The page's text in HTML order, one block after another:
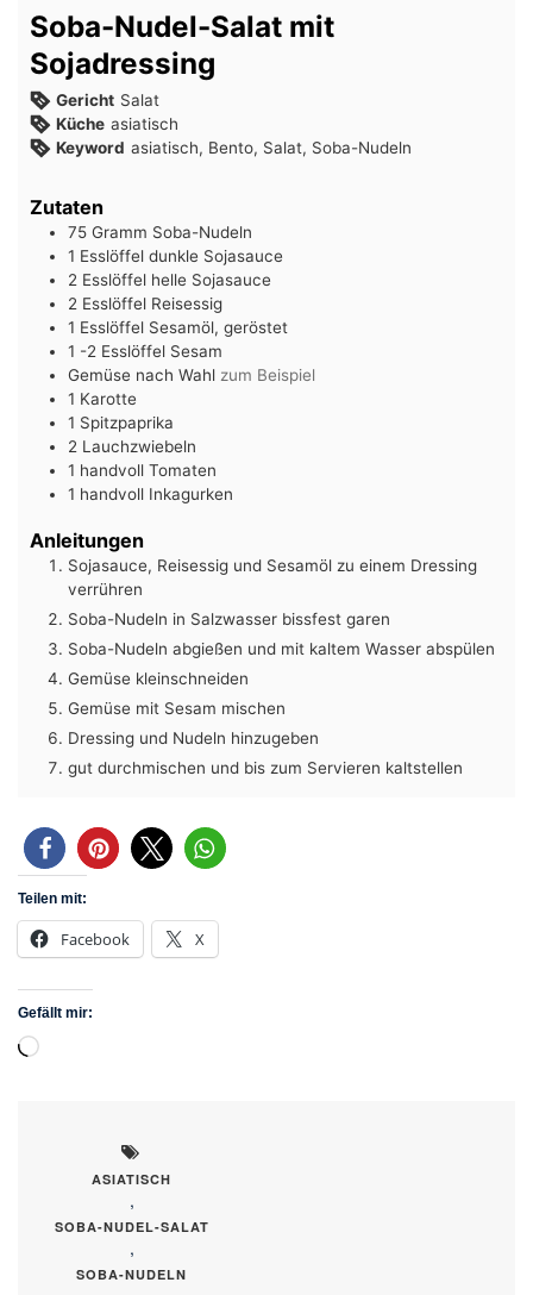
Soba-Nudel-Salat mit
Sojadressing
Gericht Salat
Küche asiatisch
Keyword asiatisch, Bento, Salat, Soba-Nudeln
Zutaten
75 Gramm Soba-Nudeln
1 Esslöffel dunkle Sojasauce
2 Esslöffel helle Sojasauce
2 Esslöffel Reisessig
1 Esslöffel Sesamöl, geröstet
1 -2 Esslöffel Sesam
Gemüse nach Wahl zum Beispiel
1 Karotte
1 Spitzpaprika
2 Lauchzwiebeln
1 handvoll Tomaten
1 handvoll Inkagurken
Anleitungen
Sojasauce, Reisessig und Sesamöl zu einem Dressing
verrühren
Soba-Nudeln in Salzwasser bissfest garen
Soba-Nudeln abgießen und mit kaltem Wasser abspülen
Gemüse kleinschneiden
Gemüse mit Sesam mischen
Dressing und Nudeln hinzugeben
gut durchmischen und bis zum Servieren kaltstellen
Teilen mit:
Facebook X
Gefällt mir:
Wird
ASIATISCH
,
SOBA-NUDEL-SALAT
,
SOBA-NUDELN